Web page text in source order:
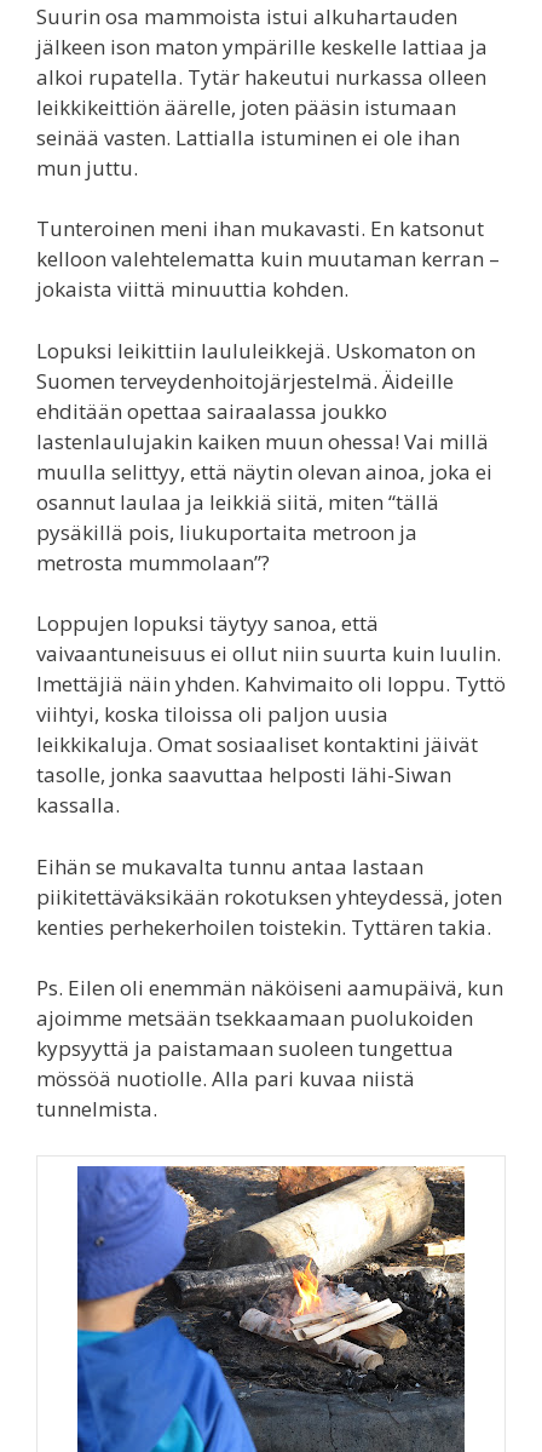
Suurin osa mammoista istui alkuhartauden
jälkeen ison maton ympärille keskelle lattiaa ja
alkoi rupatella. Tytär hakeutui nurkassa olleen
leikkikeittiön äärelle, joten pääsin istumaan
seinää vasten. Lattialla istuminen ei ole ihan
mun juttu.
Tunteroinen meni ihan mukavasti. En katsonut
kelloon valehtelematta kuin muutaman kerran –
jokaista viittä minuuttia kohden.
Lopuksi leikittiin laululeikkejä. Uskomaton on
Suomen terveydenhoitojärjestelmä. Äideille
ehditään opettaa sairaalassa joukko
lastenlaulujakin kaiken muun ohessa! Vai millä
muulla selittyy, että näytin olevan ainoa, joka ei
osannut laulaa ja leikkiä siitä, miten “tällä
pysäkillä pois, liukuportaita metroon ja
metrosta mummolaan”?
Loppujen lopuksi täytyy sanoa, että
vaivaantuneisuus ei ollut niin suurta kuin luulin.
Imettäjiä näin yhden. Kahvimaito oli loppu. Tyttö
viihtyi, koska tiloissa oli paljon uusia
leikkikaluja. Omat sosiaaliset kontaktini jäivät
tasolle, jonka saavuttaa helposti lähi-Siwan
kassalla.
Eihän se mukavalta tunnu antaa lastaan
piikitettäväksikään rokotuksen yhteydessä, joten
kenties perhekerhoilen toistekin. Tyttären takia.
Ps. Eilen oli enemmän näköiseni aamupäivä, kun
ajoimme metsään tsekkaamaan puolukoiden
kypsyyttä ja paistamaan suoleen tungettua
mössöä nuotiolle. Alla pari kuvaa niistä
tunnelmista.